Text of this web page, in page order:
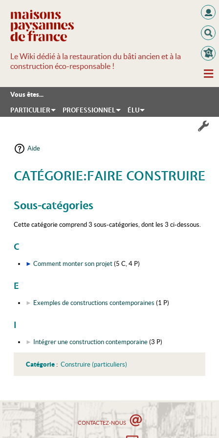
Le Wiki dédié à la restauration du bâti ancien et à la
construction éco-responsable !
Vous êtes...
PARTICULIER PROFESSIONNEL ÉLU
Aide
CATÉGORIE:FAIRE CONSTRUIRE
Sous-catégories
Cette catégorie comprend 3 sous-catégories, dont les 3 ci-dessous.
C
► Comment monter son projet ‎(5 C, 4 P)
E
► Exemples de constructions contemporaines ‎(1 P)
I
► Intégrer une construction contemporaine ‎(3 P)
Catégorie : Construire (particuliers)
CONTACTEZ-NOUS